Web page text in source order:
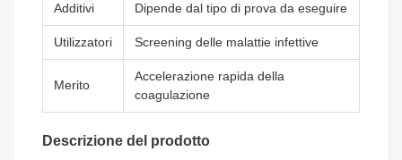
Additivi Dipende dal tipo di prova da eseguire
Utilizzatori Screening delle malattie infettive
Merito
Accelerazione rapida della
coagulazione
Descrizione del prodotto